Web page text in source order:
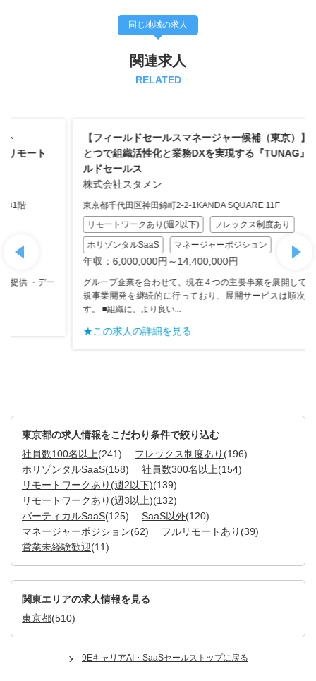
同じ地域の求人
関連求人
RELATED
【フィールドセールスマネージャー候補（東京）】スマホひ
とつで組織活性化と業務DXを実現する『TUNAG』のフィー
ルドセールス
株式会社スタメン
東京都千代田区神田錦町2-2-1KANDA SQUARE 11F
リモートワークあり(週2以下)
フレックス制度あり
ホリゾンタルSaaS マネージャーポジション
年収：6,000,000円～14,400,000円
グループ企業を合わせて、現在４つの主要事業を展開しています。新
規事業開発を継続的に行っており、展開サービスは順次拡大予定で
す。 ■組織に、より良い...
★この求人の詳細を見る
東京都の求人情報をこだわり条件で絞り込む
社員数100名以上(241) フレックス制度あり (196)
ホリゾンタルSaaS(158) 社員数300名以上(154)
リモートワークあり(週2以下)(139)
リモートワークあり(週3以上)(132)
バーティカルSaaS(125) SaaS以外(120)
マネージャーポジション(62) フルリモートあり (39)
営業未経験歓迎(11)
関東エリアの求人情報を見る
東京都(510)
9EキャリアAI・SaaSセールストップに戻る